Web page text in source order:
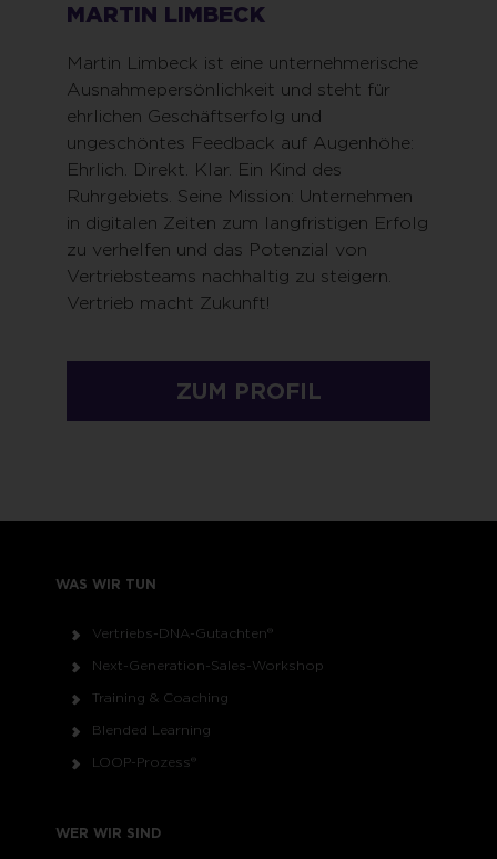
MARTIN LIMBECK
Martin Limbeck ist eine unternehmerische
Ausnahmepersönlichkeit und steht für
ehrlichen Geschäftserfolg und
ungeschöntes Feedback auf Augenhöhe:
Ehrlich. Direkt. Klar. Ein Kind des
Ruhrgebiets. Seine Mission: Unternehmen
in digitalen Zeiten zum langfristigen Erfolg
zu verhelfen und das Potenzial von
Vertriebsteams nachhaltig zu steigern.
Vertrieb macht Zukunft!
ZUM PROFIL
WAS WIR TUN
Vertriebs-DNA-Gutachten®
Next-Generation-Sales-Workshop
Training & Coaching
Blended Learning
LOOP-Prozess®
WER WIR SIND